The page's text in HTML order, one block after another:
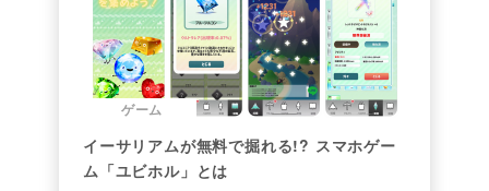
ゲーム
イーサリアムが無料で掘れる!? スマホゲー
ム「ユビホル」とは